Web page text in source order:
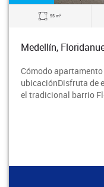
55 m2
Medellín,
Cómodo
ubicaciónDisfruta de
el tradicional barrio